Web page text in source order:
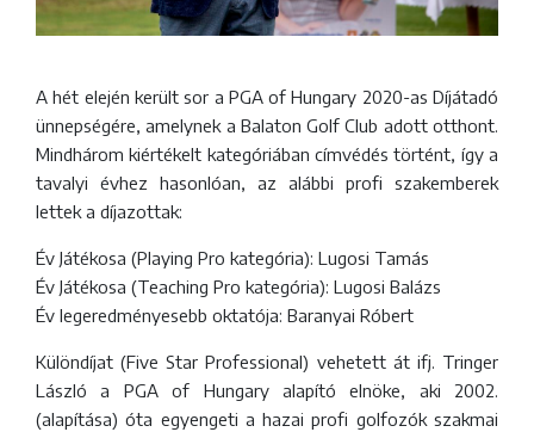
A hét elején került sor a PGA of Hungary 2020-as Díjátadó
ünnepségére, amelynek a Balaton Golf Club adott otthont.
Mindhárom kiértékelt kategóriában címvédés történt, így a
tavalyi évhez hasonlóan, az alábbi profi szakemberek
lettek a díjazottak:
Év Játékosa (Playing Pro kategória): Lugosi Tamás
Év Játékosa (Teaching Pro kategória): Lugosi Balázs
Év legeredményesebb oktatója: Baranyai Róbert
Különdíjat (Five Star Professional) vehetett át ifj. Tringer
László a PGA of Hungary alapító elnöke, aki 2002.
(alapítása) óta egyengeti a hazai profi golfozók szakmai